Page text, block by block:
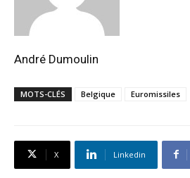
André Dumoulin
MOTS-CLÉS Belgique Euromissiles
X Linkedin